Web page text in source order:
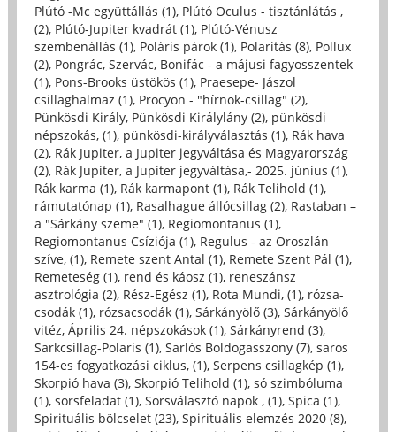
Plútó -Mc együttállás (1), Plútó Oculus - tisztánlátás ,
(2), Plútó-Jupiter kvadrát (1), Plútó-Vénusz
szembenállás (1), Poláris párok (1), Polaritás (8), Pollux
(2), Pongrác, Szervác, Bonifác - a májusi fagyosszentek
(1), Pons-Brooks üstökös (1), Praesepe- Jászol
csillaghalmaz (1), Procyon - "hírnök-csillag" (2),
Pünkösdi Király, Pünkösdi Királylány (2), pünkösdi
népszokás, (1), pünkösdi-királyválasztás (1), Rák hava
(2), Rák Jupiter, a Jupiter jegyváltása és Magyarország
(2), Rák Jupiter, a Jupiter jegyváltása,- 2025. június (1),
Rák karma (1), Rák karmapont (1), Rák Telihold (1),
rámutatónap (1), Rasalhague állócsillag (2), Rastaban –
a "Sárkány szeme" (1), Regiomontanus (1),
Regiomontanus Csíziója (1), Regulus - az Oroszlán
szíve, (1), Remete szent Antal (1), Remete Szent Pál (1),
Remeteség (1), rend és káosz (1), reneszánsz
asztrológia (2), Rész-Egész (1), Rota Mundi, (1), rózsa-
csodák (1), rózsacsodák (1), Sárkányölő (3), Sárkányölő
vitéz, Április 24. népszokások (1), Sárkányrend (3),
Sarkcsillag-Polaris (1), Sarlós Boldogasszony (7), saros
154-es fogyatkozási ciklus, (1), Serpens csillagkép (1),
Skorpió hava (3), Skorpió Telihold (1), só szimbóluma
(1), sorsfeladat (1), Sorsválasztó napok , (1), Spica (1),
Spirituális bölcselet (23), Spirituális elemzés 2020 (8),